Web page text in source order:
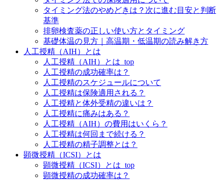
タイミング法のやめどきは？次に進む目安と判断
基準
排卵検査薬の正しい使い方とタイミング
基礎体温の見方｜高温期・低温期の読み解き方
人工授精（AIH）とは
人工授精（AIH）とは_top
人工授精の成功確率は？
人工授精のスケジュールについて
人工授精は保険適用される？
人工授精と体外受精の違いは？
人工授精に痛みはある？
人工授精（AIH）の費用はいくら？
人工授精は何回まで続ける？
人工授精の精子調整とは？
顕微授精（ICSI）とは
顕微授精（ICSI）とは_top
顕微授精の成功確率は？